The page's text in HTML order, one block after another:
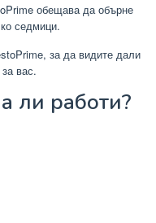
обещава да обърне
седмици.
за да видите дали
вас.
ли работи?